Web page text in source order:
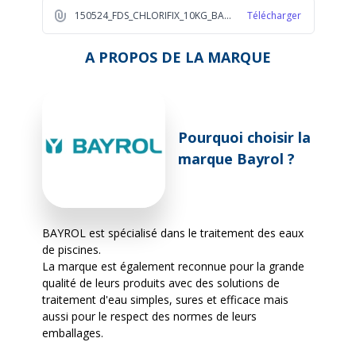
150524_FDS_CHLORIFIX_10KG_BAYROL_2023_FR_1_0f93 Télécharger
A PROPOS DE LA MARQUE
Pourquoi choisir la
marque Bayrol ?
BAYROL est spécialisé dans le traitement des eaux
de piscines.
La marque est également reconnue pour la grande
qualité de leurs produits avec des solutions de
traitement d'eau simples, sures et efficace mais
aussi pour le respect des normes de leurs
emballages.